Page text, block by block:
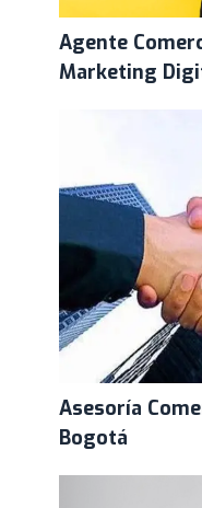
Agente
Marketing
Asesoría
Bogotá